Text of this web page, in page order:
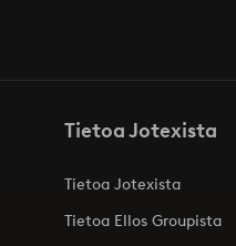
Tietoa Jotexista
Tietoa Jotexista
Tietoa Ellos Groupista